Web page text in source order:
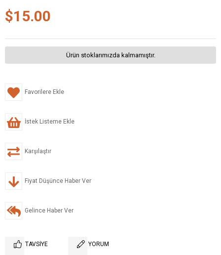
$15.00
Ürün stoklarımızda kalmamıştır.
Favorilere Ekle
İstek Listeme Ekle
Karşılaştır
Fiyat Düşünce Haber Ver
Gelince Haber Ver
TAVSIYE YORUM